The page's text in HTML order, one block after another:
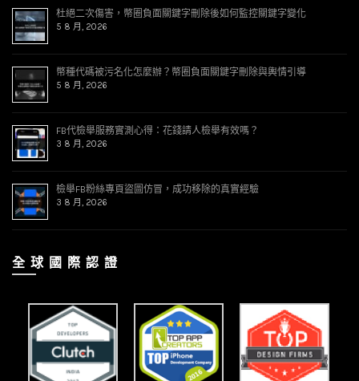
杜絕二次傷害，幣圈負面關鍵字刪除後如何監控關鍵字變化
5 8 月, 2026
幣種代碼被污名化怎麼辦？幣圈負面關鍵字刪除與輿情引導
5 8 月, 2026
FB代檢舉服務實測心得：花錢請人檢舉有效嗎？
3 8 月, 2026
檢舉FB粉絲專頁盜圖仿冒，成功移除的真實經驗
3 8 月, 2026
全 球 國 際 認 證